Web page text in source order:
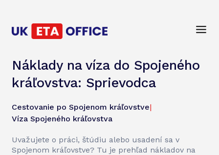
Náklady na víza do Spojeného
kráľovstva: Sprievodca
Cestovanie po Spojenom kráľovstve|
Víza Spojeného kráľovstva
Uvažujete o práci, štúdiu alebo usadení sa v
Spojenom kráľovstve? Tu je prehľad nákladov na